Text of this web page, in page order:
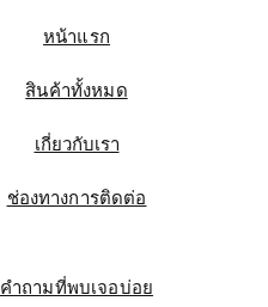
หน้าแรก
สินค้าทั้งหมด
เกี่ยวกับเรา
ช่องทางการติดต่อ
คำถามที่พบเจอบ่อย